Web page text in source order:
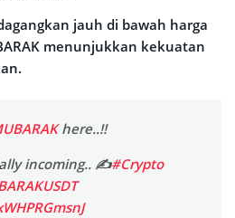
jauh di bawah harga
menunjukkan kekuatan
here..!!
incoming.. ✍️#Crypto